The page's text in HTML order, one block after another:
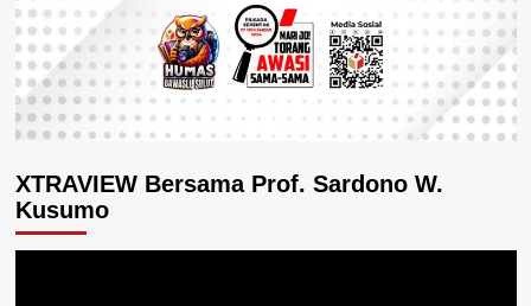
XTRAVIEW Bersama Prof. Sardono W.
Kusumo